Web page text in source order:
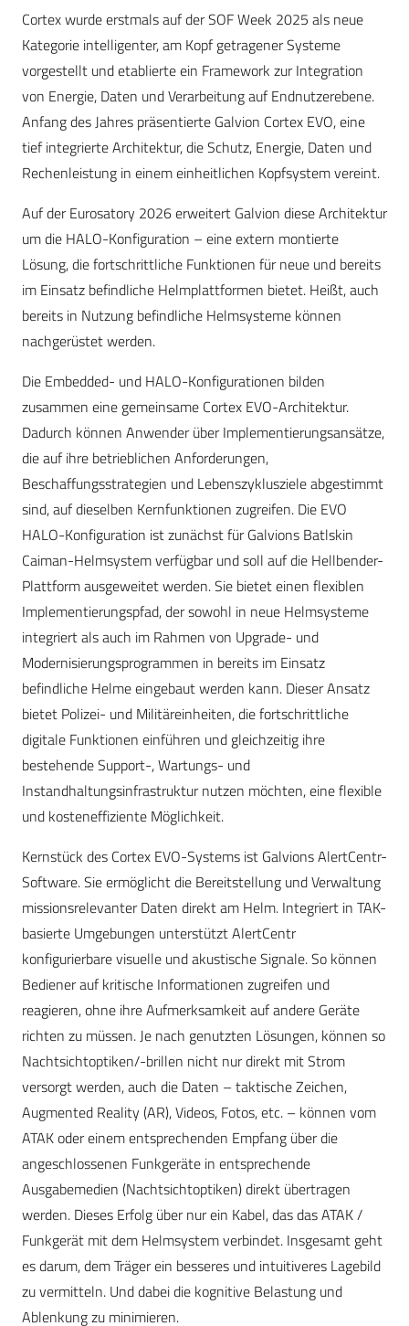
Cortex wurde erstmals auf der SOF Week 2025 als neue
Kategorie intelligenter, am Kopf getragener Systeme
vorgestellt und etablierte ein Framework zur Integration
von Energie, Daten und Verarbeitung auf Endnutzerebene.
Anfang des Jahres präsentierte Galvion Cortex EVO, eine
tief integrierte Architektur, die Schutz, Energie, Daten und
Rechenleistung in einem einheitlichen Kopfsystem vereint.
Auf der Eurosatory 2026 erweitert Galvion diese Architektur
um die HALO-Konfiguration – eine extern montierte
Lösung, die fortschrittliche Funktionen für neue und bereits
im Einsatz befindliche Helmplattformen bietet. Heißt, auch
bereits in Nutzung befindliche Helmsysteme können
nachgerüstet werden.
Die Embedded- und HALO-Konfigurationen bilden
zusammen eine gemeinsame Cortex EVO-Architektur.
Dadurch können Anwender über Implementierungsansätze,
die auf ihre betrieblichen Anforderungen,
Beschaffungsstrategien und Lebenszyklusziele abgestimmt
sind, auf dieselben Kernfunktionen zugreifen. Die EVO
HALO-Konfiguration ist zunächst für Galvions Batlskin
Caiman-Helmsystem verfügbar und soll auf die Hellbender-
Plattform ausgeweitet werden. Sie bietet einen flexiblen
Implementierungspfad, der sowohl in neue Helmsysteme
integriert als auch im Rahmen von Upgrade- und
Modernisierungsprogrammen in bereits im Einsatz
befindliche Helme eingebaut werden kann. Dieser Ansatz
bietet Polizei- und Militäreinheiten, die fortschrittliche
digitale Funktionen einführen und gleichzeitig ihre
bestehende Support-, Wartungs- und
Instandhaltungsinfrastruktur nutzen möchten, eine flexible
und kosteneffiziente Möglichkeit.
Kernstück des Cortex EVO-Systems ist Galvions AlertCentr-
Software. Sie ermöglicht die Bereitstellung und Verwaltung
missionsrelevanter Daten direkt am Helm. Integriert in TAK-
basierte Umgebungen unterstützt AlertCentr
konfigurierbare visuelle und akustische Signale. So können
Bediener auf kritische Informationen zugreifen und
reagieren, ohne ihre Aufmerksamkeit auf andere Geräte
richten zu müssen. Je nach genutzten Lösungen, können so
Nachtsichtoptiken/-brillen nicht nur direkt mit Strom
versorgt werden, auch die Daten – taktische Zeichen,
Augmented Reality (AR), Videos, Fotos, etc. – können vom
ATAK oder einem entsprechenden Empfang über die
angeschlossenen Funkgeräte in entsprechende
Ausgabemedien (Nachtsichtoptiken) direkt übertragen
werden. Dieses Erfolg über nur ein Kabel, das das ATAK /
Funkgerät mit dem Helmsystem verbindet. Insgesamt geht
es darum, dem Träger ein besseres und intuitiveres Lagebild
zu vermitteln. Und dabei die kognitive Belastung und
Ablenkung zu minimieren.